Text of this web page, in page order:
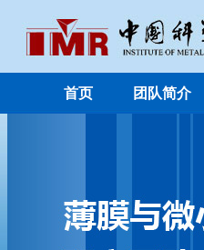
首页 团队简介